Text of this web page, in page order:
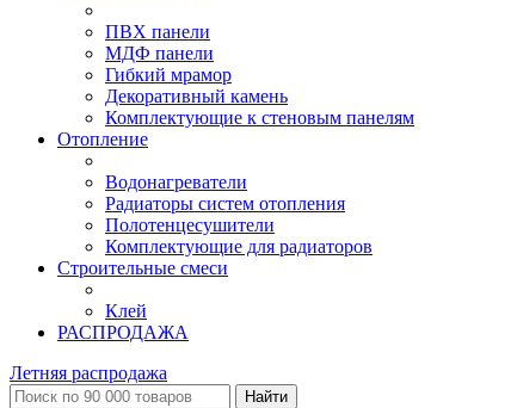
ПВХ панели
МДФ панели
Гибкий мрамор
Декоративный камень
Комплектующие к стеновым панелям
Отопление
Водонагреватели
Радиаторы систем отопления
Полотенцесушители
Комплектующие для радиаторов
Строительные смеси
Клей
РАСПРОДАЖА
Летняя распродажа
Найти